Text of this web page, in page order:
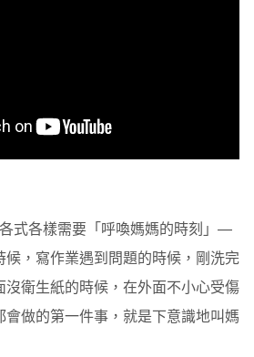
式各樣需要「呼喚媽媽的時刻」—
，寫作業遇到問題的時候，剛洗完
衛生紙的時候，在外面不小心受傷
做的第一件事，就是下意識地叫媽